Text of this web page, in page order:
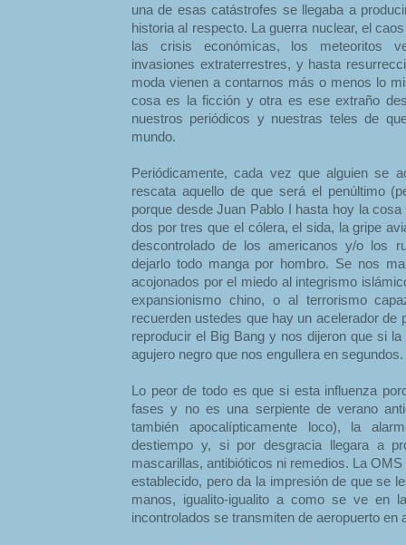
una de esas catástrofes se llegaba a
historia al respecto. La guerra nuclear, el
las crisis económicas, los meteoritos
invasiones extraterrestres, y hasta
moda vienen a contarnos más o menos lo
cosa es la ficción y otra es ese extraño
nuestros periódicos y nuestras teles de
mundo.
Periódicamente, cada vez que alguien se
rescata aquello de que será el penúltimo
porque desde Juan Pablo I hasta hoy la
dos por tres que el cólera, el sida, la gripe
descontrolado de los americanos y/o los
dejarlo todo manga por hombro. Se nos
acojonados por el miedo al integrismo
expansionismo chino, o al terrorismo
recuerden ustedes que hay un acelerador de
reproducir el Big Bang y nos dijeron que si
agujero negro que nos engullera en segundos.
Lo peor de todo es que si esta influenza
fases y no es una serpiente de verano
también apocalípticamente loco), la
destiempo y, si por desgracia llegara a
mascarillas, antibióticos ni remedios. La
establecido, pero da la impresión de que se
manos, igualito-igualito a como se ve en
incontrolados se transmiten de aeropuerto en